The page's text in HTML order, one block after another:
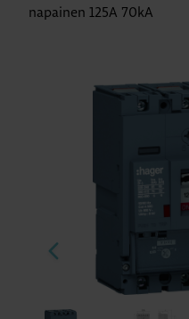
napainen 125A 70kA